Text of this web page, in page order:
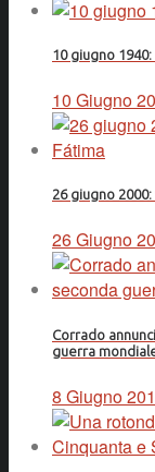
10 giugno
10 Giugno
26 giugno
26 Giugno
Corrado
guerra
8 Giugno